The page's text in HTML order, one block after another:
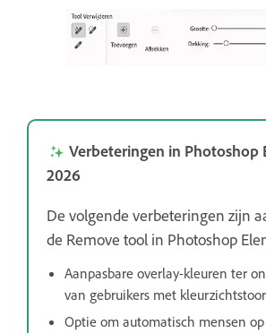
Verbeteringen in Photoshop
2026
De volgende verbeteringen zijn
de Remove tool in Photoshop
Aanpasbare overlay-kleuren ter
van gebruikers met
Optie om automatisch mensen